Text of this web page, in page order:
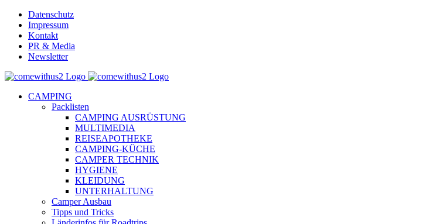
Skip
content
Datenschutz
Impressum
Kontakt
PR & Media
Newsletter
YouTube
Facebook
Twitter
Instagram
Pinterest
Email
CAMPING
Packlisten
CAMPING AUSRÜSTUNG
MULTIMEDIA
REISEAPOTHEKE
CAMPING-KÜCHE
CAMPER TECHNIK
HYGIENE
KLEIDUNG
UNTERHALTUNG
Camper Ausbau
Tipps und Tricks